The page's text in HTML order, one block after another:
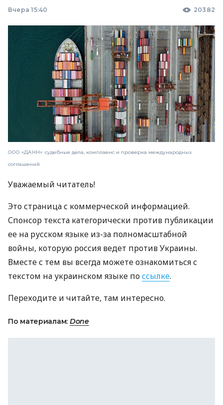
Вчера 15:40 20382
ООО «ДАНН»: судебные дела, комплаенс и проверка международных
соглашений
Уважаемый читатель!
Это страница с коммерческой информацией.
Спонсор текста категорически против публикации
ее на русском языке из-за полномасштабной
войны, которую россия ведет против Украины.
Вместе с тем вы всегда можете ознакомиться с
текстом на украинском языке поссылке.
Переходите и читайте, там интересно.
По материалам: Done